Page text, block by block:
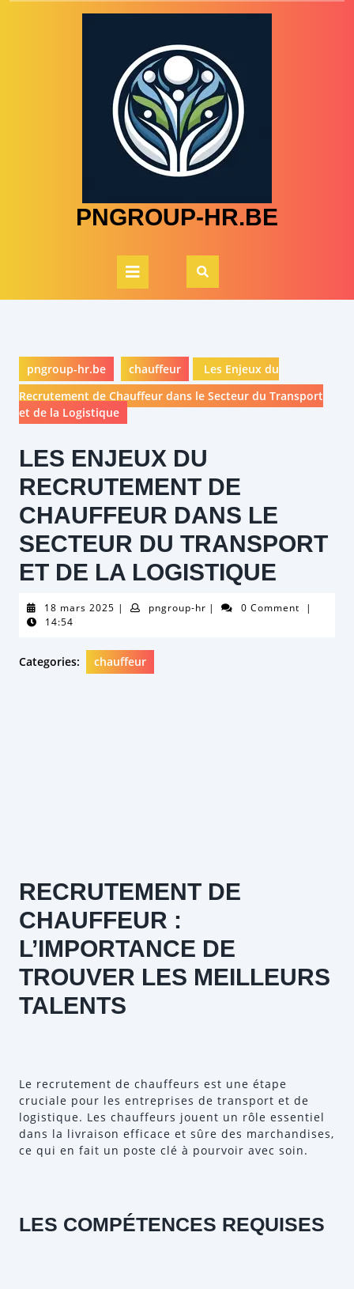
PNGROUP-HR.BE
Open
Button
pngroup-hr.be chauffeur
Les Enjeux du
Recrutement de Chauffeur dans le Secteur du Transport
et de la Logistique
LES ENJEUX DU
RECRUTEMENT DE
CHAUFFEUR DANS LE
SECTEUR DU TRANSPORT
ET DE LA LOGISTIQUE
18 mars 2025 18| pngroup-hrpngroup-
| 0 Comment
|
14:54
Categories: chauffeur
RECRUTEMENT DE
CHAUFFEUR :
L’IMPORTANCE DE
TROUVER LES MEILLEURS
TALENTS
Le recrutement de chauffeurs est une étape
cruciale pour les entreprises de transport et de
logistique. Les chauffeurs jouent un rôle essentiel
dans la livraison efficace et sûre des marchandises,
ce qui en fait un poste clé à pourvoir avec soin.
LES COMPÉTENCES REQUISES